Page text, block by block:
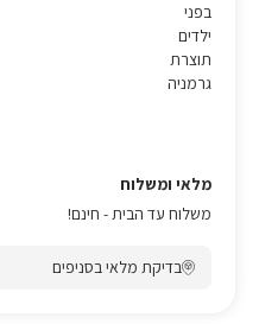
בפני
ילדים
תוצרת
גרמניה
מלאי ומשלוח
משלוח עד הבית - חינם!
בדיקת מלאי בסניפים